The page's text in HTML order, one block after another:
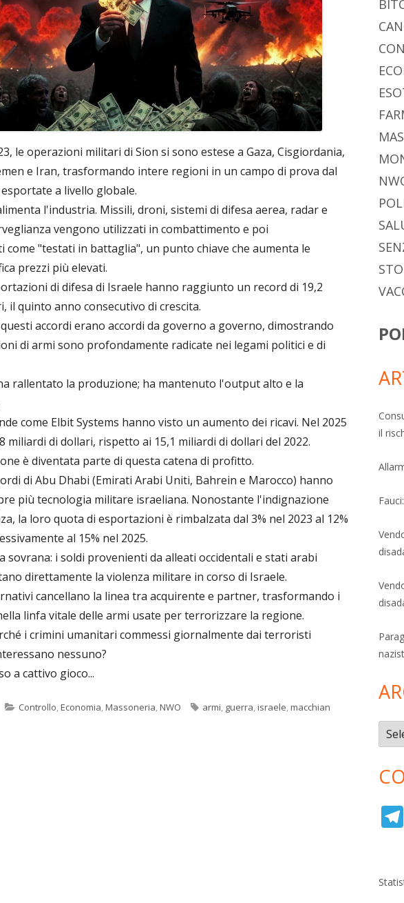
le operazioni militari di Sion si sono estese a Gaza, Cisgiordania,
e Iran, trasformando intere regioni in un campo di prova dal
a livello globale.
l'industria. Missili, droni, sistemi di difesa aerea, radar e
vengono utilizzati in combattimento e poi
come "testati in battaglia", un punto chiave che aumenta le
prezzi più elevati.
di difesa di Israele hanno raggiunto un record di 19,2
il quinto anno consecutivo di crescita.
accordi erano accordi da governo a governo, dimostrando
di armi sono profondamente radicate nei legami politici e di
rallentato la produzione; ha mantenuto l'output alto e la
come Elbit Systems hanno visto un aumento dei ricavi. Nel 2025
miliardi di dollari, rispetto ai 15,1 miliardi di dollari del 2022.
è diventata parte di questa catena di profitto.
di Abu Dhabi (Emirati Arabi Uniti, Bahrein e Marocco) hanno
più tecnologia militare israeliana. Nonostante l'indignazione
la loro quota di esportazioni è rimbalzata dal 3% nel 2023 al 12%
al 15% nel 2025.
sovrana: i soldi provenienti da alleati occidentali e stati arabi
direttamente la violenza militare in corso di Israele.
cancellano la linea tra acquirente e partner, trasformando i
linfa vitale delle armi usate per terrorizzare la regione.
i crimini umanitari commessi giornalmente dai terroristi
nessuno?
a cattivo gioco...
Categorie
Controllo,Economia,Massoneria,NWO Tag
armi, guerra,israele,macchian
il